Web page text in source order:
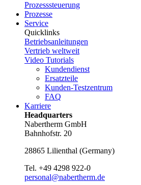
Prozesssteuerung
Prozesse
Service
Quicklinks
Betriebsanleitungen
Vertrieb weltweit
Video Tutorials
Kundendienst
Ersatzteile
Kunden-Testzentrum
FAQ
Karriere
Headquarters
Nabertherm GmbH
Bahnhofstr. 20
28865 Lilienthal (Germany)
Tel. +49 4298 922-0
personal@nabertherm.de